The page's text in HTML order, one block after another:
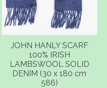
JOHN HANLY SCARF
100% IRISH
LAMBSWOOL SOLID
DENIM (30 x 180 cm
586)